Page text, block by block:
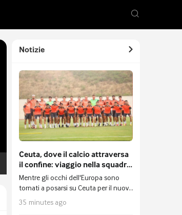
Notizie
Ceuta, dove il calcio attraversa
il confine: viaggio nella squadra
che gioca tra Europa e Africa
Mentre gli occhi dell'Europa sono
tornati a posarsi su Ceuta per il nuovo
e massiccio afflusso di migranti
35 minutes ago